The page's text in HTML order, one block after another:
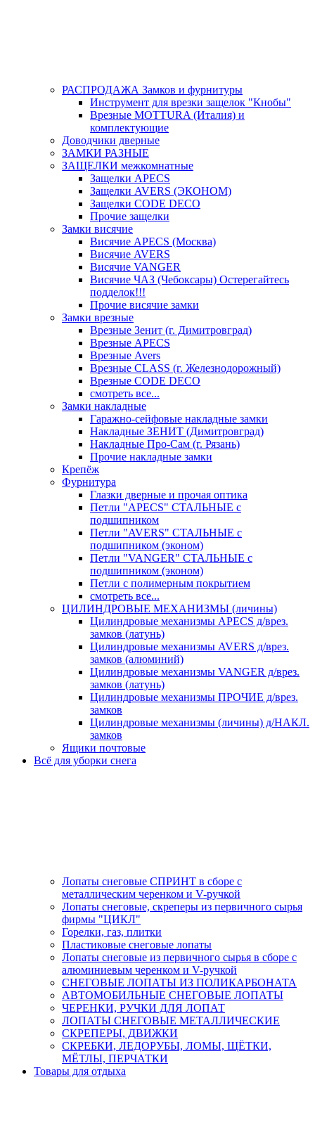
РАСПРОДАЖА Замков и фурнитуры
Инструмент для врезки защелок "Кнобы"
Врезные MOTTURA (Италия) и
комплектующие
Доводчики дверные
ЗАМКИ РАЗНЫЕ
ЗАЩЕЛКИ межкомнатные
Защелки APECS
Защелки AVERS (ЭКОНОМ)
Защелки CODE DECO
Прочие защелки
Замки висячие
Висячие APECS (Москва)
Висячие AVERS
Висячие VANGER
Висячие ЧАЗ (Чебоксары) Остерегайтесь
подделок!!!
Прочие висячие замки
Замки врезные
Врезные Зенит (г. Димитровград)
Врезные APECS
Врезные Avers
Врезные CLASS (г. Железнодорожный)
Врезные CODE DECO
смотреть все...
Замки накладные
Гаражно-сейфовые накладные замки
Накладные ЗЕНИТ (Димитровград)
Накладные Про-Сам (г. Рязань)
Прочие накладные замки
Крепёж
Фурнитура
Глазки дверные и прочая оптика
Петли "APECS" СТАЛЬНЫЕ с
подшипником
Петли "AVERS" СТАЛЬНЫЕ с
подшипником (эконом)
Петли "VANGER" СТАЛЬНЫЕ с
подшипником (эконом)
Петли с полимерным покрытием
смотреть все...
ЦИЛИНДРОВЫЕ МЕХАНИЗМЫ (личины)
Цилиндровые механизмы APECS д/врез.
замков (латунь)
Цилиндровые механизмы AVERS д/врез.
замков (алюминий)
Цилиндровые механизмы VANGER д/врез.
замков (латунь)
Цилиндровые механизмы ПРОЧИЕ д/врез.
замков
Цилиндровые механизмы (личины) д/НАКЛ.
замков
Ящики почтовые
Всё для уборки снега
Лопаты снеговые СПРИНТ в сборе с
металлическим черенком и V-ручкой
Лопаты снеговые, скреперы из первичного сырья
фирмы "ЦИКЛ"
Горелки, газ, плитки
Пластиковые снеговые лопаты
Лопаты снеговые из первичного сырья в сборе с
алюминиевым черенком и V-ручкой
СНЕГОВЫЕ ЛОПАТЫ ИЗ ПОЛИКАРБОНАТА
АВТОМОБИЛЬНЫЕ СНЕГОВЫЕ ЛОПАТЫ
ЧЕРЕНКИ, РУЧКИ ДЛЯ ЛОПАТ
ЛОПАТЫ СНЕГОВЫЕ МЕТАЛЛИЧЕСКИЕ
СКРЕПЕРЫ, ДВИЖКИ
СКРЕБКИ, ЛЕДОРУБЫ, ЛОМЫ, ЩЁТКИ,
МЁТЛЫ, ПЕРЧАТКИ
Товары для отдыха